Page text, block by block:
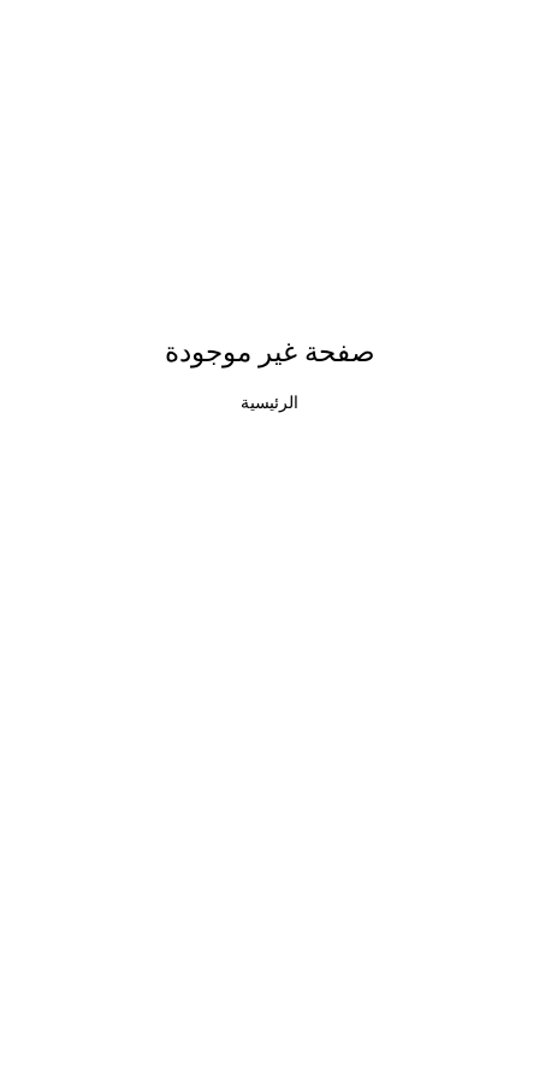
صفحة غير موجودة
الرئيسية